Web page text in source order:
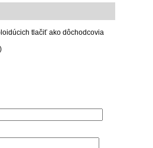
tlačiť ako dôchodcovia